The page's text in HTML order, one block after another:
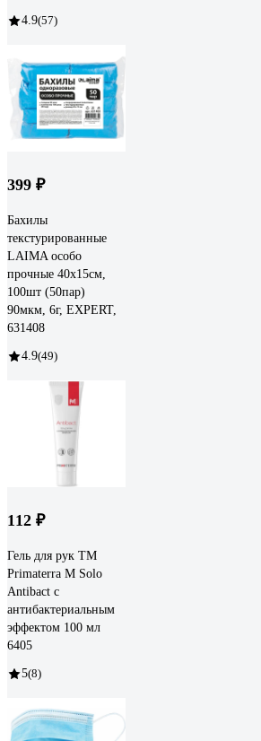
4.9(57)
399 ₽
Бахилы
текстурированные
LAIMA особо
прочные 40x15см,
100шт (50пар)
90мкм, 6г, EXPERT,
631408
4.9(49)
112 ₽
Гель для рук TM
Primaterra M Solo
Antibact с
антибактериальным
эффектом 100 мл
6405
5(8)